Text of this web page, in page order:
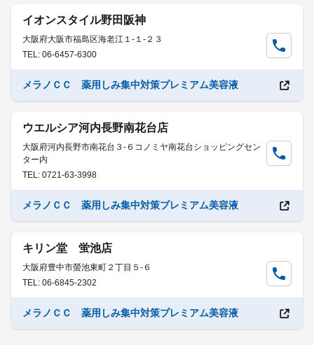
イオンスタイル野田阪神
大阪府大阪市福島区海老江１-１-２３
TEL: 06-6457-6300
メラノＣＣ 薬用しみ集中対策プレミアム美容液
ウエルシア河内長野南花台店
大阪府河内長野市南花台３-６コノミヤ南花台ショッピングセン
ター内
TEL: 0721-63-3998
メラノＣＣ 薬用しみ集中対策プレミアム美容液
キリン堂 蛍池店
大阪府豊中市螢池東町２丁目５-６
TEL: 06-6845-2302
メラノＣＣ 薬用しみ集中対策プレミアム美容液